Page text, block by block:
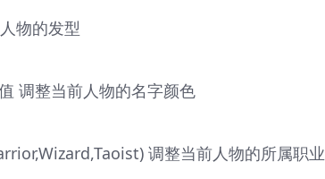
物的发型
调整当前人物的名字颜色
调整当前人物的所属职业